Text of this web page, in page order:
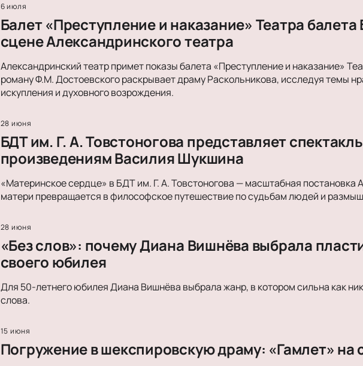
6 июля
Балет «Преступление и наказание» Театра
сцене Александринского театра
Александринский театр примет показы балета «Преступление и наказание»
роману Ф.М. Достоевского раскрывает драму Раскольникова, исследуя темы
искупления и духовного возрождения.
28 июня
БДТ им. Г. А. Товстоногова представляет
произведениям Василия Шукшина
«Материнское сердце» в БДТ им. Г. А. Товстоногова — масштабная постановка
матери превращается в философское путешествие по судьбам людей и
28 июня
«Без слов»: почему Диана Вишнёва выбрала
своего юбилея
Для 50-летнего юбилея Диана Вишнёва выбрала жанр, в котором сильна как
слова.
15 июня
Погружение в шекспировскую драму: «Гамлет» на